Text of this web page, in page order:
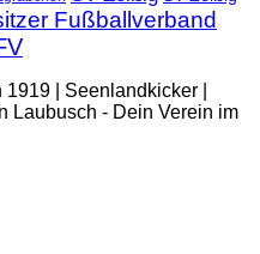
Fußballverband
| Seenlandkicker |
Laubusch - Dein Verein im